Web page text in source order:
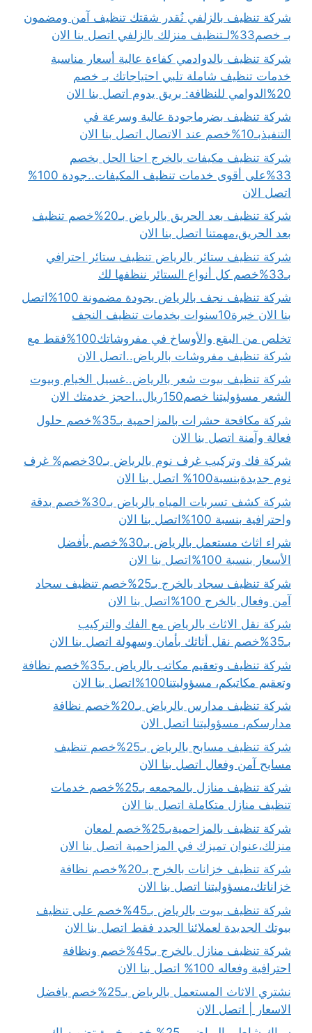
شركة تنظيف بالزلفي نُقدر شقتك تنظيف آمن ومضمون
بـ خصم33%لـتنظيف منزلك بالزلفي اتصل بنا الان
شركة تنظيف بالدوادمي كفاءة عالية أسعار مناسبة
خدمات تنظيف شاملة تلبي احتياجاتك بـ خصم
20%الدوامي للنظافة: بريق يدوم اتصل بنا الان
شركة تنظيف بضرماجودة عالية وسرعة في
التنفيذبـ10%خصم عند الاتصال اتصل بنا الان
شركة تنظيف مكيفات بالخرج احنا الحل بخصم
33%على أقوى خدمات تنظيف المكيفات..جودة 100%
اتصل الان
شركة تنظيف بعد الحريق بالرياض بـ20%خصم تنظيف
بعد الحريق،مهمتنا اتصل بنا الان
شركة تنظيف ستائر بالرياض تنظيف ستائر احترافي
بـ33%خصم كل أنواع الستائر ننظفها لك
شركة تنظيف نجف بالرياض بجودة مضمونة 100%اتصل
بنا الان خبرة10سنوات بخدمات تنظيف النجف
تخلص من البقع والأوساخ في مفروشاتك100%فقط مع
شركة تنظيف مفروشات بالرياض..اتصل الان
شركة تنظيف بيوت شعر بالرياض..غسيل الخيام وبيوت
الشعر مسؤوليتنا خصم150ريال..احجز خدمتك الان
شركة مكافحة حشرات بالمزاحمية بـ35%خصم حلول
فعالة وآمنة اتصل بنا الان
شركة فك وتركيب غرف نوم بالرياض بـ30خصم% غرف
نوم جديدةبنسبة100% اتصل بنا الان
شركة كشف تسربات المياه بالرياض بـ30%خصم بدقة
واحترافية بنسبة 100%اتصل بنا الان
شراء اثاث مستعمل بالرياض بـ30%خصم بأفضل
الأسعار بنسبة 100%اتصل بنا الان
شركة تنظيف سجاد بالخرج بـ25%خصم تنظيف سجاد
آمن وفعال بالخرج 100%اتصل بنا الان
شركة نقل الاثاث بالرياض مع الفك والتركيب
بـ35%خصم نقل أثاثك بأمان وسهولة اتصل بنا الان
شركة تنظيف وتعقيم مكاتب بالرياض بـ35%خصم نظافة
وتعقيم مكاتبكم، مسؤوليتنا100%اتصل بنا الان
شركة تنظيف مدارس بالرياض بـ20%خصم نظافة
مدارسكم، مسؤوليتنا اتصل الان
شركة تنظيف مسابح بالرياض بـ25%خصم تنظيف
مسابح آمن وفعال اتصل بنا الان
شركة تنظيف منازل بالمجمعه بـ25%خصم خدمات
تنظيف منازل متكاملة اتصل بنا الان
شركة تنظيف بالمزاحميةبـ25%خصم لمعان
منزلك،عنوان تميزك في المزاحمية اتصل بنا الان
شركة تنظيف خزانات بالخرج بـ20%خصم نظافة
خزاناتك،مسؤوليتنا اتصل بنا الان
شركة تنظيف بيوت بالرياض بـ45%خصم على تنظيف
بيوتك الجديدة لعملائنا الجدد فقط اتصل بنا الان
شركة تنظيف منازل بالخرج بـ45%خصم ونظافة
احترافية وفعاله 100% اتصل بنا الان
نشتري الاثاث المستعمل بالرياض بـ25%خصم بافضل
الاسعار | اتصل الان